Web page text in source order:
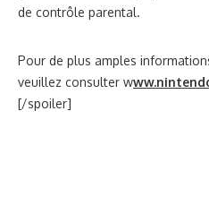
de contrôle parental.
Pour de plus amples
veuillez consulter w
[/spoiler]